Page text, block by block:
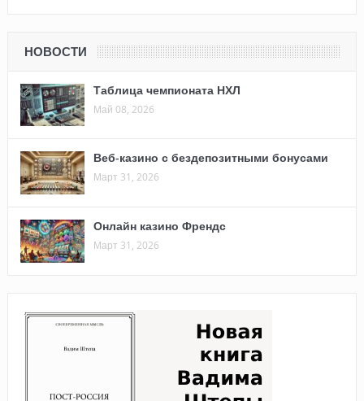
НОВОСТИ
Таблица чемпионата НХЛ
Май 08, 2026
Веб-казино с бездепозитными бонусами
Март 31, 2026
Онлайн казино Френдс
Март 31, 2026